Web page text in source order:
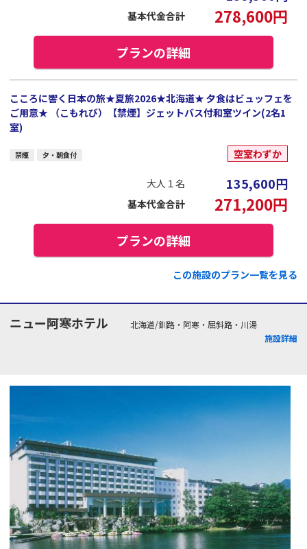
基本代金合計 278,600円
プランの詳細
こころに響く日本の旅★夏旅2026★北海道★ 夕食はビュッフェを
ご用意★ （こもれび）【禁煙】ジェットバス付和室ツイン(2名1
室)
禁煙 夕・朝食付 空室わずか
大人１名 135,600円
基本代金合計 271,200円
プランの詳細
この施設のプラン一覧を見る
ニュー阿寒ホテル
北海道/釧路・阿寒・屈斜路・川湯
施設詳細